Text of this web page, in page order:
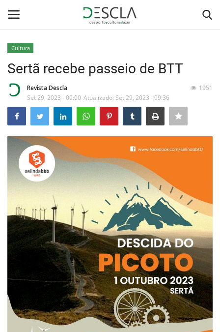
Home
...by Descla
Desporto
Contactos
Sobre Nós
Educação
Estatuto Editorial
Ficha técnica
Cultura
Cultura
Sertã recebe passeio de BTT
Revista Descla
Set 29, 2023 - 09:00 Atualizado: Set 29, 2023 - 09:36
1951